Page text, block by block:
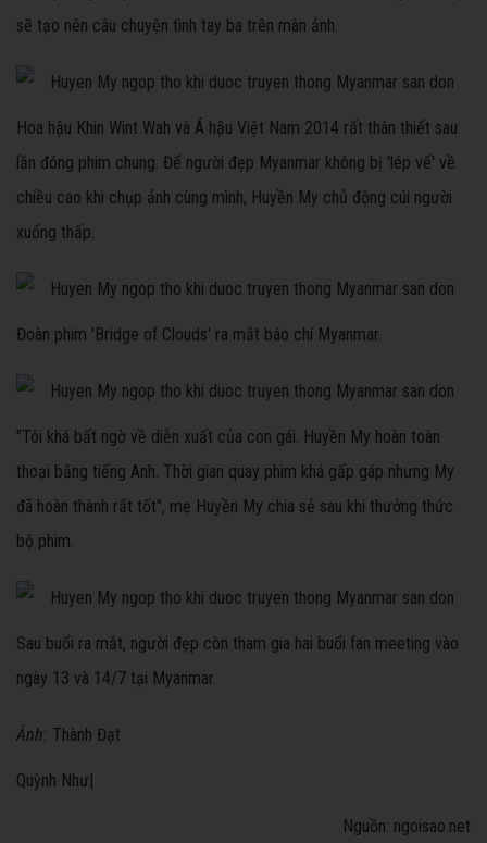
sẽ tạo nên câu chuyện tình tay ba trên màn ảnh.
Hoa hậu Khin Wint Wah và Á hậu Việt Nam 2014 rất thân thiết sau
lần đóng phim chung. Để người đẹp Myanmar không bị 'lép vế' về
chiều cao khi chụp ảnh cùng mình, Huyền My chủ động cúi người
xuống thấp.
Đoàn phim 'Bridge of Clouds' ra mắt báo chí Myanmar.
"Tôi khá bất ngờ về diễn xuất của con gái. Huyền My hoàn toàn
thoại bằng tiếng Anh. Thời gian quay phim khá gấp gáp nhưng My
đã hoàn thành rất tốt", mẹ Huyền My chia sẻ sau khi thưởng thức
bộ phim.
Sau buổi ra mắt, người đẹp còn tham gia hai buổi fan meeting vào
ngày 13 và 14/7 tại Myanmar.
Ảnh: Thành Đạt
Quỳnh Như|
Nguồn: ngoisao.net